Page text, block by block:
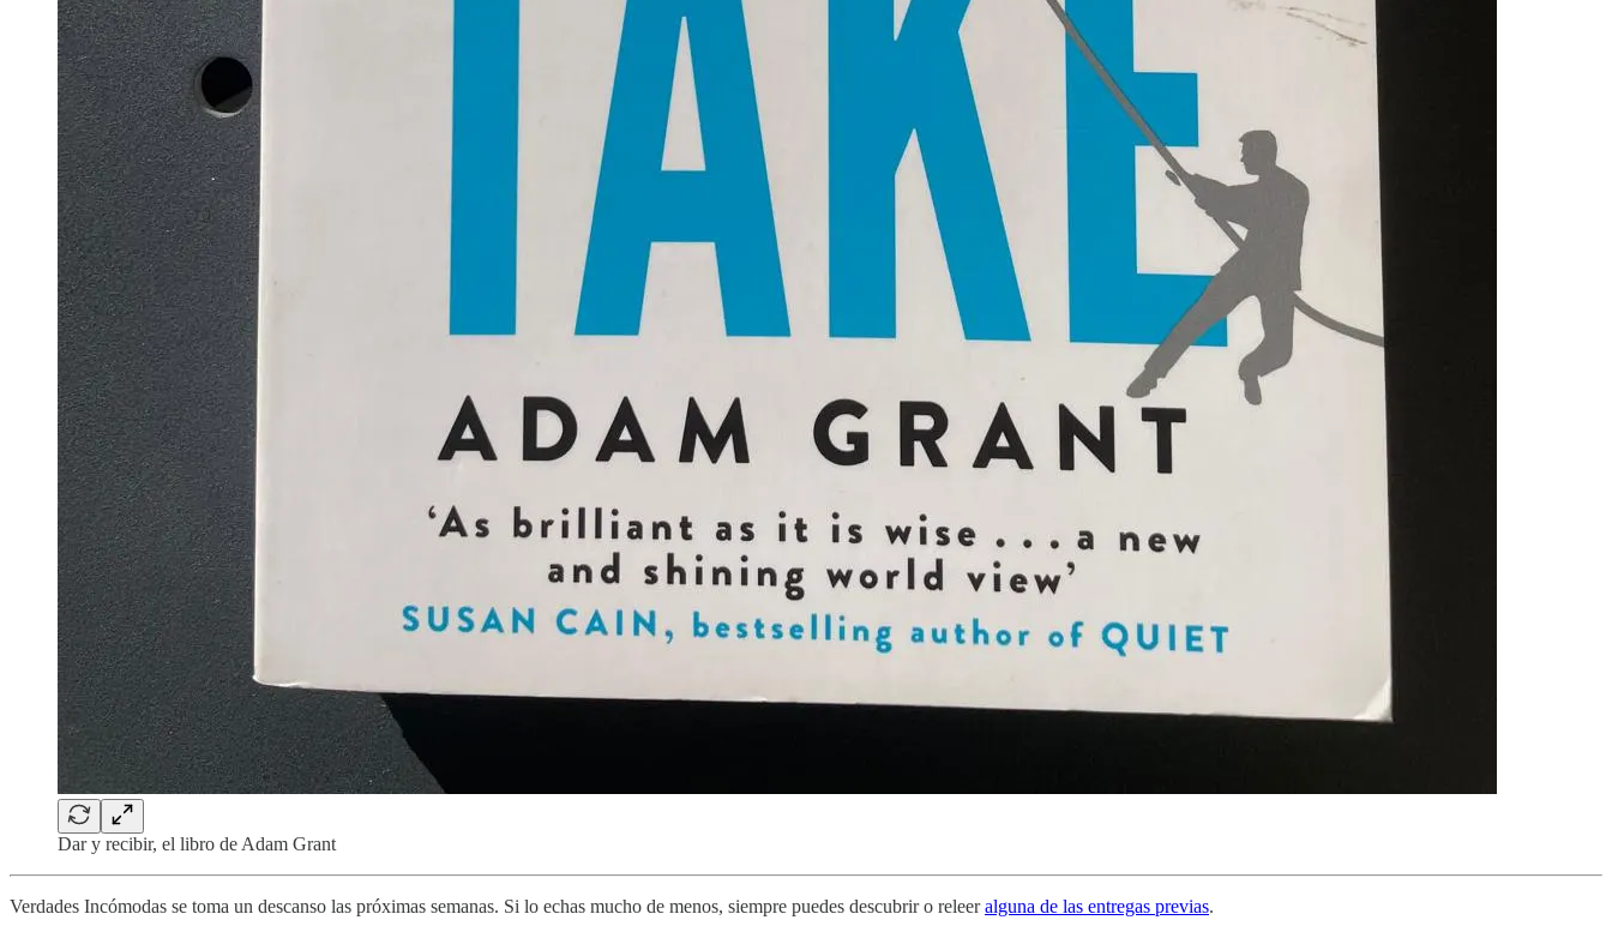
Dar y recibir, el libro de Adam Grant
Verdades Incómodas se toma un descanso las próximas semanas. Si lo echas mucho de menos, siempre puedes descubrir o releeralguna de las entregas previas.